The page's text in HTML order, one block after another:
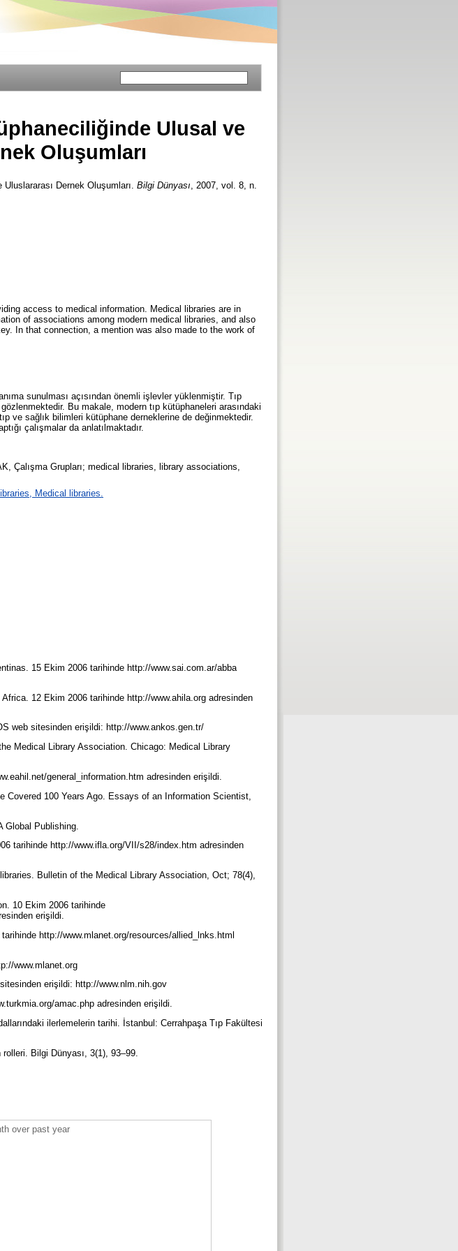
Ulusal ve
Oluşumları
Dernek Oluşumları. Bilgi Dünyası , 2007, vol. 8, n.
access to medical information. Medical libraries are in
of associations among modern medical libraries, and also
In that connection, a mention was also made to the work of
sunulması açısından önemli işlevler yüklenmiştir. Tıp
Bu makale, modern tıp kütüphaneleri arasındaki
ve sağlık bilimleri kütüphane derneklerine de değinmektedir.
çalışmalar da anlatılmaktadır.
Çalışma Grupları; medical libraries, library associations,
Medical libraries.
15 Ekim 2006 tarihinde http://www.sai.com.ar/abba
12 Ekim 2006 tarihinde http://www.ahila.org adresinden
web sitesinden erişildi: http://www.ankos.gen.tr/
Medical Library Association. Chicago: Medical Library
general_information.htm adresinden erişildi.
100 Years Ago. Essays of an Information Scientist,
Global Publishing.
tarihinde http://www.ifla.org/VII/s28/index.htm adresinden
Bulletin of the Medical Library Association, Oct; 78(4),
10 Ekim 2006 tarihinde
erişildi.
http://www.mlanet.org/resources/allied_lnks.html
www.mlanet.org
erişildi: http://www.nlm.nih.gov
amac.php adresinden erişildi.
ilerlemelerin tarihi. İstanbul: Cerrahpaşa Tıp Fakültesi
Bilgi Dünyası, 3(1), 93–99.
over past year